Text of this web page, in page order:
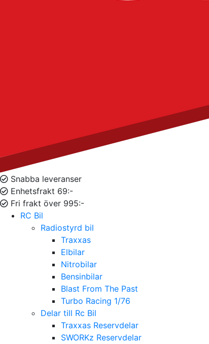
Snabba leveranser
Enhetsfrakt 69:-
Fri frakt över 995:-
RC Bil
Radiostyrd bil
Traxxas
Elbilar
Nitrobilar
Bensinbilar
Blast From The Past
Turbo Racing 1/76
Delar till Rc Bil
Traxxas Reservdelar
SWORKz Reservdelar